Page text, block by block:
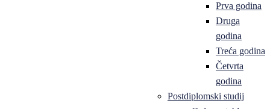
Prva godina
Druga
godina
Treća godina
Četvrta
godina
Postdiplomski studij